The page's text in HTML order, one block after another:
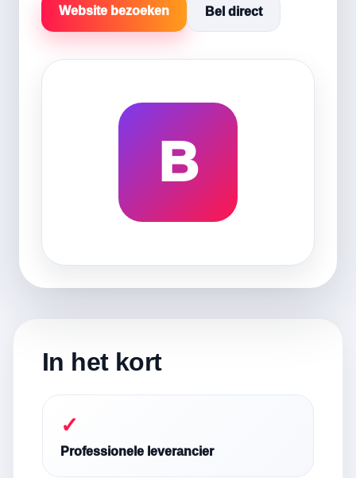
Website bezoeken Bel direct
B
In het kort
✓
Professionele leverancier